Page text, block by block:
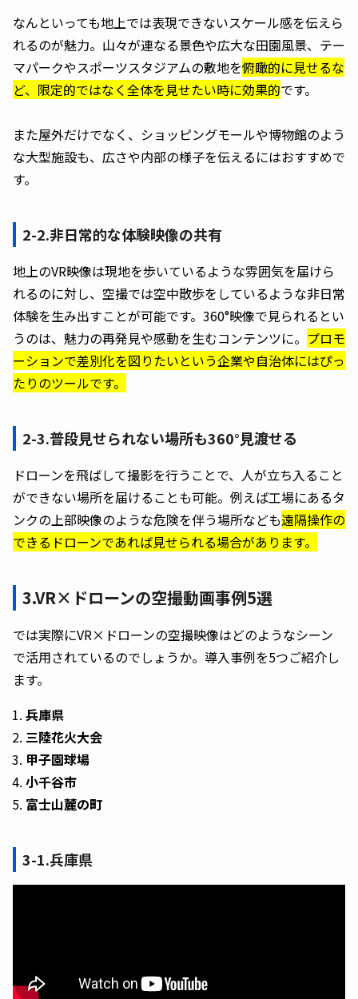
なんといっても地上では表現できないスケール感を伝えら
れるのが魅力。山々が連なる景色や広大な田園風景、テー
マパークやスポーツスタジアムの敷地を俯瞰的に見せるな
ど、限定的ではなく全体を見せたい時に効果的です。
また屋外だけでなく、ショッピングモールや博物館のよう
な大型施設も、広さや内部の様子を伝えるにはおすすめで
す。
2-2.非日常的な体験映像の共有
地上のVR映像は現地を歩いているような雰囲気を届けら
れるのに対し、空撮では空中散歩をしているような非日常
体験を生み出すことが可能です。360°映像で見られるとい
うのは、魅力の再発見や感動を生むコンテンツに。 プロモ
ーションで差別化を図りたいという企業や自治体にはぴっ
たりのツールです。
2-3.普段見せられない場所も360°見渡せる
ドローンを飛ばして撮影を行うことで、人が立ち入ること
ができない場所を届けることも可能。例えば工場にあるタ
ンクの上部映像のような危険を伴う場所なども遠隔操作の
できるドローンであれば見せられる場合があります。
3.VR×ドローンの空撮動画事例5選
では実際にVR×ドローンの空撮映像はどのようなシーン
で活用されているのでしょうか。導入事例を5つご紹介し
ます。
兵庫県
三陸花火大会
甲子園球場
小千谷市
富士山麓の町
3-1.兵庫県